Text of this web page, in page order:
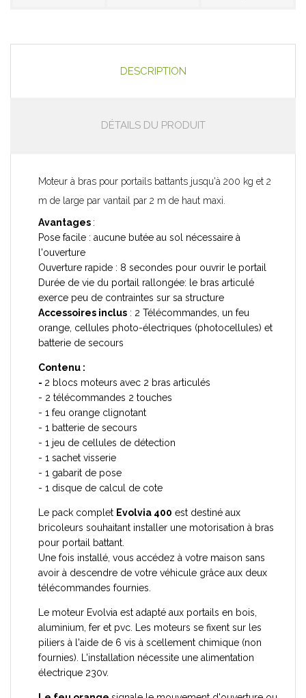
DESCRIPTION
DÉTAILS DU PRODUIT
Moteur à bras pour portails battants jusqu'à 200 kg et 2
m de large par vantail par 2 m de haut maxi.
Avantages :
Pose facile : aucune butée au sol nécessaire à
l'ouverture
Ouverture rapide : 8 secondes pour ouvrir le portail
Durée de vie du portail rallongée: le bras articulé
exerce peu de contraintes sur sa structure
Accessoires inclus : 2 Télécommandes, un feu
orange, cellules photo-électriques (photocellules) et
batterie de secours
Contenu :
- 2 blocs moteurs avec 2 bras articulés
- 2 télécommandes 2 touches
- 1 feu orange clignotant
- 1 batterie de secours
- 1 jeu de cellules de détection
- 1 sachet visserie
- 1 gabarit de pose
- 1 disque de calcul de cote
Le pack complet Evolvia 400 est destiné aux
bricoleurs souhaitant installer une motorisation à bras
pour portail battant.
Une fois installé, vous accédez à votre maison sans
avoir à descendre de votre véhicule grâce aux deux
télécommandes fournies.
Le moteur Evolvia est adapté aux portails en bois,
aluminium, fer et pvc. Les moteurs se fixent sur les
piliers à l'aide de 6 vis à scellement chimique (non
fournies). L'installation nécessite une alimentation
électrique 230v.